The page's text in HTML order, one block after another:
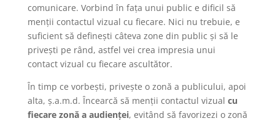
comunicare. Vorbind în fața unui public e dificil să
menții contactul vizual cu fiecare. Nici nu trebuie, e
suficient să definești câteva zone din public și să le
privești pe rând, astfel vei crea impresia unui
contact vizual cu fiecare ascultător.
În timp ce vorbești, privește o zonă a publicului, apoi
alta, ș.a.m.d. Încearcă să menții contactul vizual cu
fiecare zonă a audienței, evitând să favorizezi o zonă